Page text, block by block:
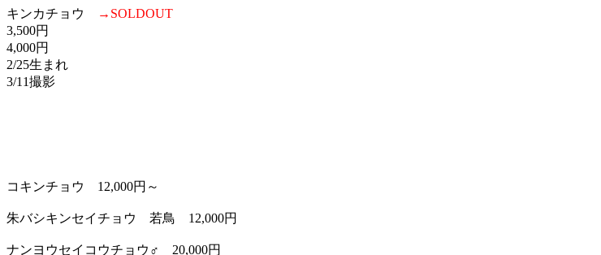
キンカチョウ
→SOLDOUT
3,500円
4,000円
2/25生まれ
3/11撮影
コキンチョウ 12,000円～
朱バシキンセイチョウ 若鳥 12,000円
ナンヨウセイコウチョウ♂ 20,000円